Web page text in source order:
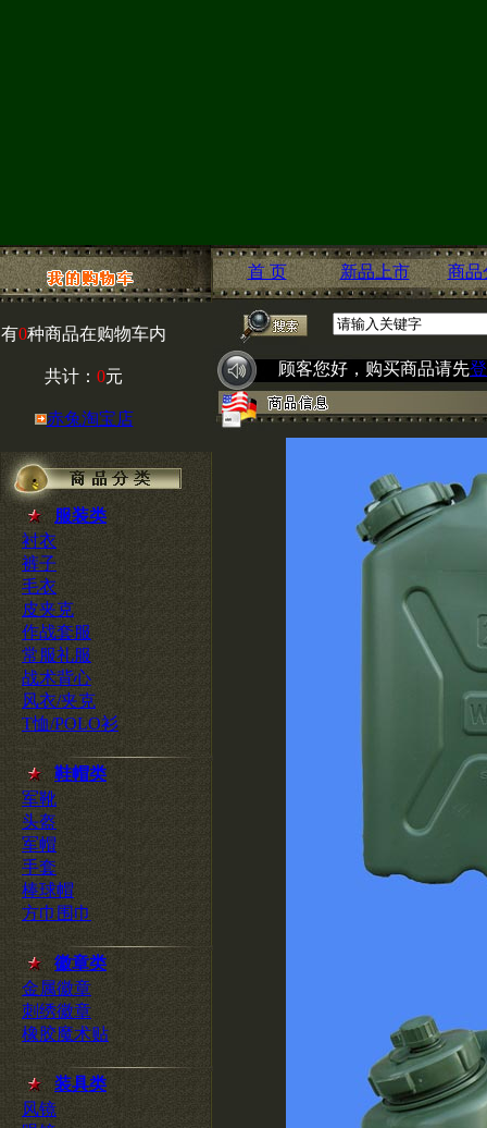
有0种商品在购物车内
共计： 0元
赤兔淘宝店
服装类
衬衣
裤子
毛衣
皮夹克
作战套服
常服礼服
战术背心
风衣/夹克
T恤/POLO衫
鞋帽类
军靴
头盔
军帽
手套
棒球帽
方巾围巾
徽章类
金属徽章
刺绣徽章
橡胶魔术贴
装具类
风镜
首 页 新品上市 商品
顾客您好，购买商品请先